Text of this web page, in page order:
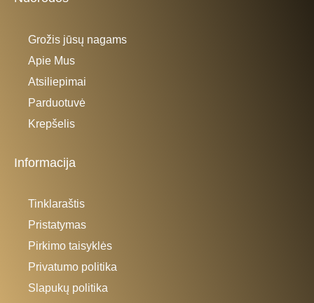
Grožis jūsų nagams
Apie Mus
Atsiliepimai
Parduotuvė
Krepšelis
Informacija
Tinklaraštis
Pristatymas
Pirkimo taisyklės
Privatumo politika
Slapukų politika